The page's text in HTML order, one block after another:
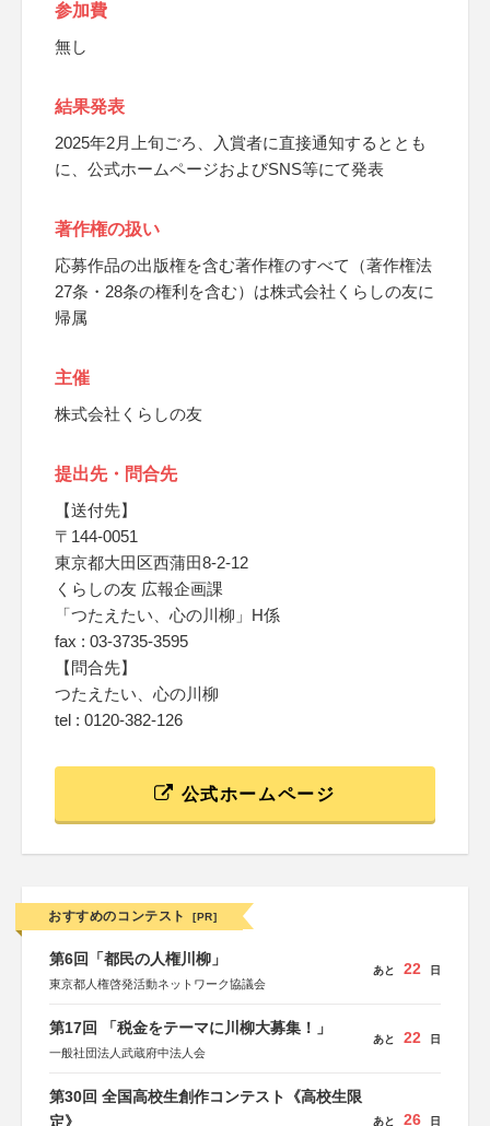
参加費
無し
結果発表
2025年2月上旬ごろ、入賞者に直接通知するととも
に、公式ホームページおよびSNS等にて発表
著作権の扱い
応募作品の出版権を含む著作権のすべて（著作権法
27条・28条の権利を含む）は株式会社くらしの友に
帰属
主催
株式会社くらしの友
提出先・問合先
【送付先】
〒144-0051
東京都大田区西蒲田8-2-12
くらしの友 広報企画課
「つたえたい、心の川柳」H係
fax : 03-3735-3595
【問合先】
つたえたい、心の川柳
tel : 0120-382-126
公式ホームページ
おすすめのコンテスト [PR]
第6回「都民の人権川柳」
東京都人権啓発活動ネットワーク協議会
あと 22 日
第17回 「税金をテーマに川柳大募集！」
一般社団法人武蔵府中法人会
あと 22 日
第30回 全国高校生創作コンテスト《高校生限
定》
あと 26 日